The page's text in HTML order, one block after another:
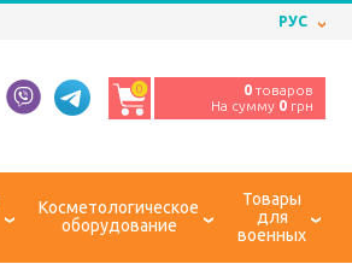
РУС
0 0 товаров
На сумму 0 грн
Косметологическое
оборудование
Товары
для
военных